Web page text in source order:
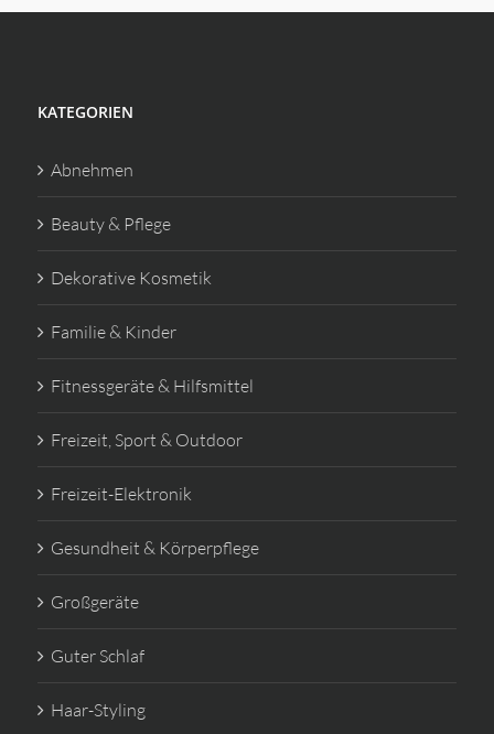
KATEGORIEN
Abnehmen
Beauty & Pflege
Dekorative Kosmetik
Familie & Kinder
Fitnessgeräte & Hilfsmittel
Freizeit, Sport & Outdoor
Freizeit-Elektronik
Gesundheit & Körperpflege
Großgeräte
Guter Schlaf
Haar-Styling